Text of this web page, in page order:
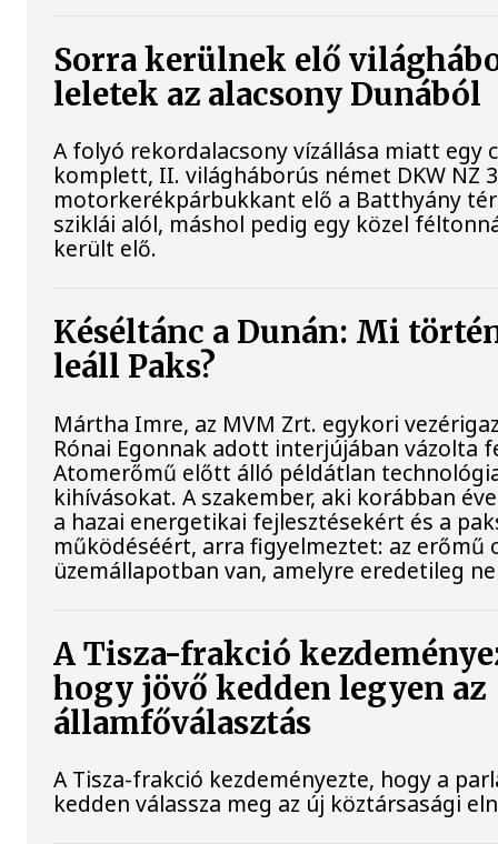
Sorra kerülnek elő
leletek az alacsony Dunából
A folyó rekordalacsony vízállása miatt egy
komplett, II. világháborús német DKW NZ
motorkerékpárbukkant elő a Batthyány
sziklái alól, máshol pedig egy közel
került elő.
Késéltánc a Dunán: Mi
leáll Paks?
Mártha Imre, az MVM Zrt. egykori
Rónai Egonnak adott interjújában vázolta
Atomerőmű előtt álló példátlan
kihívásokat. A szakember, aki korábban
a hazai energetikai fejlesztésekért és a
működéséért, arra figyelmeztet: az erőmű
üzemállapotban van, amelyre eredetileg
A Tisza-frakció
hogy jövő kedden legyen az
államfőválasztás
A Tisza-frakció kezdeményezte, hogy a
kedden válassza meg az új köztársasági